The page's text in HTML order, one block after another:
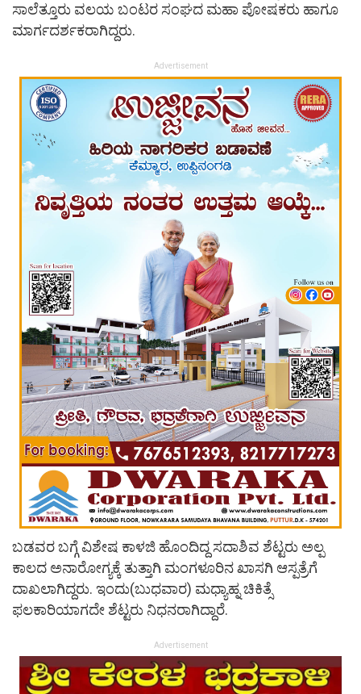
ಸಾಲೆತ್ತೂರು ವಲಯ ಬಂಟರ ಸಂಘದ ಮಹಾ ಪೋಷಕರು ಹಾಗೂ
ಮಾರ್ಗದರ್ಶಕರಾಗಿದ್ದರು.
Advertisement
ಬಡವರ ಬಗ್ಗೆ ವಿಶೇಷ ಕಾಳಜಿ ಹೊಂದಿದ್ದ ಸದಾಶಿವ ಶೆಟ್ಟರು ಅಲ್ಪ
ಕಾಲದ ಅನಾರೋಗ್ಯಕ್ಕೆ ತುತ್ತಾಗಿ ಮಂಗಳೂರಿನ ಖಾಸಗಿ ಆಸ್ಪತ್ರೆಗೆ
ದಾಖಲಾಗಿದ್ದರು. ಇಂದು(ಬುಧವಾರ) ಮಧ್ಯಾಹ್ನ ಚಿಕಿತ್ಸೆ
ಫಲಕಾರಿಯಾಗದೇ ಶೆಟ್ಟರು ನಿಧನರಾಗಿದ್ದಾರೆ.
Advertisement